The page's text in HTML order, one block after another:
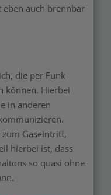
eben auch brennbar
die per Funk
können. Hierbei
in anderen
Gaseintritt,
hierbei ist, dass
so quasi ohne